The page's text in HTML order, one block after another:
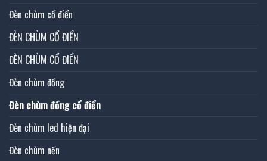
Đèn chùm cổ điển
ĐÈN CHÙM CỔ ĐIỂN
ĐÈN CHÙM CỔ ĐIỂN
Đèn chùm đồng
Đèn chùm đồng cổ điển
Đèn chùm led hiện đại
Đèn chùm nến